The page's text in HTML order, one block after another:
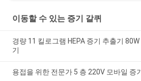
이동할 수 있는 증기 갈퀴
경량 11 킬로그램 HEPA 증기 추출기
기
용접을 위한 전문가 5 층 220V 모바일 증